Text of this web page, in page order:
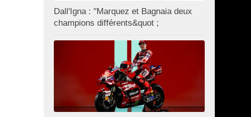
Dall'Igna : "Marquez et Bagnaia deux
champions différents&quot ;